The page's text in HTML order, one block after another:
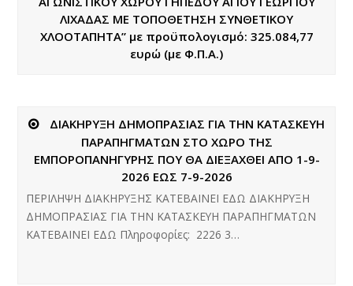
ΛΙΧΑΔΑΣ ΜΕ ΤΟΠΟΘΕΤΗΣΗ ΣΥΝΘΕΤΙΚΟΥ
ΧΛΟΟΤΑΠΗΤΑ” με προϋπολογισμό: 325.084,77
ευρώ (με Φ.Π.Α.)
ΔΙΑΚΗΡΥΞΗ ΔΗΜΟΠΡΑΣΙΑΣ ΓΙΑ ΤΗΝ ΚΑΤΑΣΚΕΥΗ
ΠΑΡΑΠΗΓΜΑΤΩΝ ΣΤΟ ΧΩΡΟ ΤΗΣ
ΕΜΠΟΡΟΠΑΝΗΓΥΡΗΣ ΠΟΥ ΘΑ ΔΙΕΞΑΧΘΕΙ ΑΠΟ 1-9-
2026 ΕΩΣ 7-9-2026
ΠΕΡΙΛΗΨΗ ΔΙΑΚΗΡΥΞΗΣ ΚΑΤΕΒΑΙΝΕΙ ΕΔΩ ΔΙΑΚΗΡΥΞΗ
ΔΗΜΟΠΡΑΣΙΑΣ ΓΙΑ ΤΗΝ ΚΑΤΑΣΚΕΥΗ ΠΑΡΑΠΗΓΜΑΤΩΝ
ΚΑΤΕΒΑΙΝΕΙ ΕΔΩ Πληροφορίες: 2226 3…